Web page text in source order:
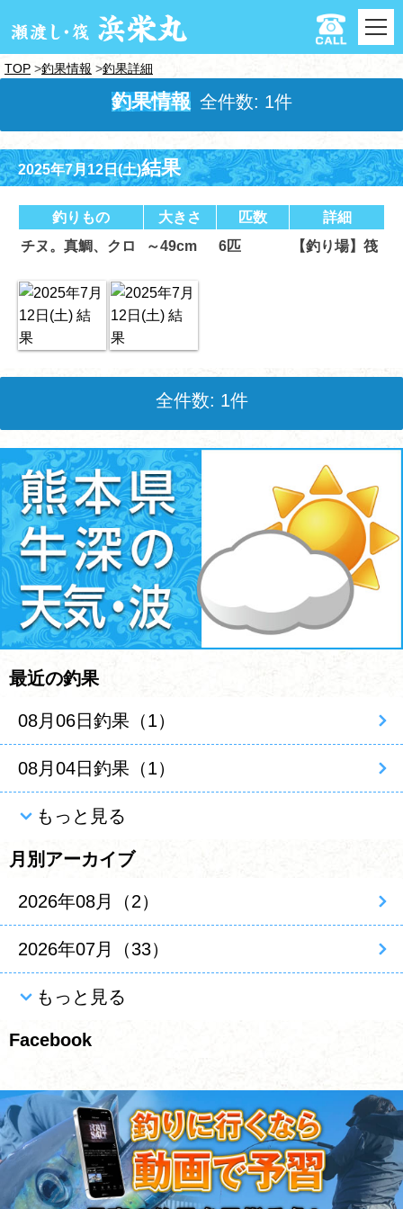
TOP 釣果情報 釣果詳細
釣果情報 全件数: 1件
2025年7月12日(土)結果
釣りもの 大きさ 匹数
詳細
チヌ。真鯛、クロ
～49cm 6匹 【釣り場】筏
全件数: 1件
最近の釣果
08月06日釣果（1）
08月04日釣果（1）
もっと見る
月別アーカイブ
2026年08月（2）
2026年07月（33）
もっと見る
Facebook